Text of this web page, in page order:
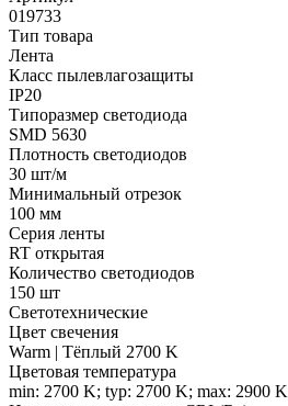
019733
Тип товара
Лента
Класс пылевлагозащиты
IP20
Типоразмер светодиода
SMD 5630
Плотность светодиодов
30 шт/м
Минимальный отрезок
100 мм
Серия ленты
RT открытая
Количество светодиодов
150 шт
Светотехнические
Цвет свечения
Warm | Тёплый 2700 K
Цветовая температура
min: 2700 K; typ: 2700 K; max: 2900 K